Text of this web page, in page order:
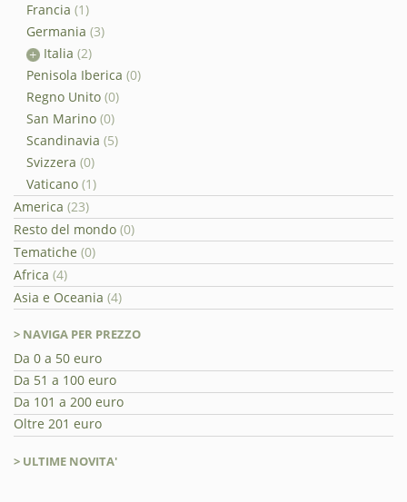
Francia (1)
Germania (3)
Italia (2)
Penisola Iberica (0)
Regno Unito (0)
San Marino (0)
Scandinavia (5)
Svizzera (0)
Vaticano (1)
America (23)
Resto del mondo (0)
Tematiche (0)
Africa (4)
Asia e Oceania (4)
> NAVIGA PER PREZZO
Da 0 a 50 euro
Da 51 a 100 euro
Da 101 a 200 euro
Oltre 201 euro
> ULTIME NOVITA'